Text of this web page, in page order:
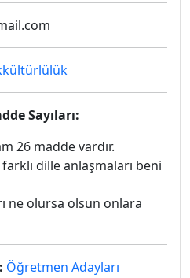
Sayıları:
26 madde vardır.
dille anlaşmaları beni
ne olursa olsun onlara
Öğretmen Adayları